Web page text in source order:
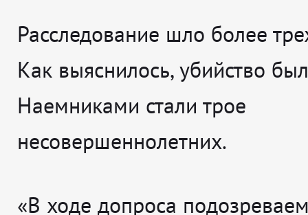
Расследование шло более
Как выяснилось, убийство
Наемниками стали трое
несовершеннолетних.
«В ходе допроса